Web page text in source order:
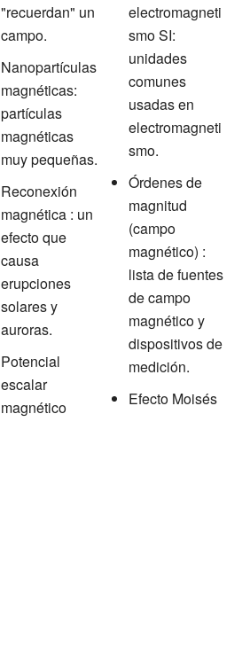
"recuerdan" un
campo.
Nanopartículas
magnéticas:
partículas
magnéticas
muy pequeñas.
Reconexión
magnética : un
efecto que
causa
erupciones
solares y
auroras.
Potencial
escalar
magnético
electromagneti
smo SI:
unidades
comunes
usadas en
electromagneti
smo.
Órdenes de
magnitud
(campo
magnético) :
lista de fuentes
de campo
magnético y
dispositivos de
medición.
Efecto Moisés